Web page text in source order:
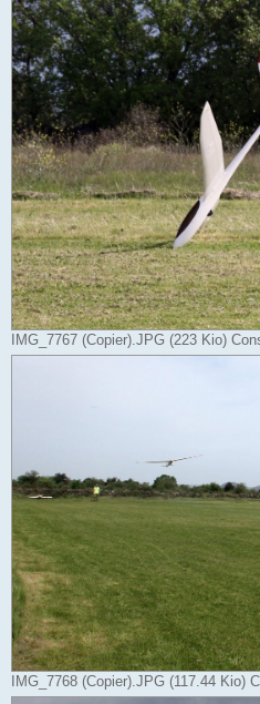
IMG_7767 (Copier).JPG (223 Kio)
IMG_7768 (Copier).JPG (117.44 Kio)